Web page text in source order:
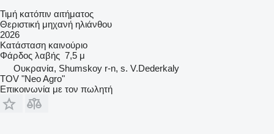
Τιμή κατόπιν αιτήματος
Θεριστική μηχανή ηλιάνθου
2026
Κατάσταση καινούριο
Φάρδος λαβής 7,5 μ
Ουκρανία, Shumskoy r-n, s. V.Dederkaly
TOV "Neo Agro"
Επικοινωνία με τον πωλητή